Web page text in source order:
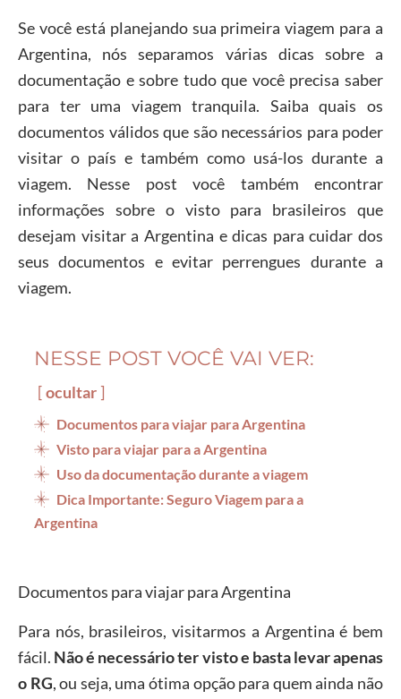
Se você está planejando sua primeira viagem para a
Argentina, nós separamos várias dicas sobre a
documentação e sobre tudo que você precisa saber
para ter uma viagem tranquila. Saiba quais os
documentos válidos que são necessários para poder
visitar o país e também como usá-los durante a
viagem. Nesse post você também encontrar
informações sobre o visto para brasileiros que
desejam visitar a Argentina e dicas para cuidar dos
seus documentos e evitar perrengues durante a
viagem.
NESSE POST VOCÊ VAI VER:
ocultar
Documentos para viajar para Argentina
Visto para viajar para a Argentina
Uso da documentação durante a viagem
Dica Importante: Seguro Viagem para a
Argentina
Documentos para viajar para Argentina
Para nós, brasileiros, visitarmos a Argentina é bem
fácil. Não é necessário ter visto e basta levar apenas
o RG, ou seja, uma ótima opção para quem ainda não